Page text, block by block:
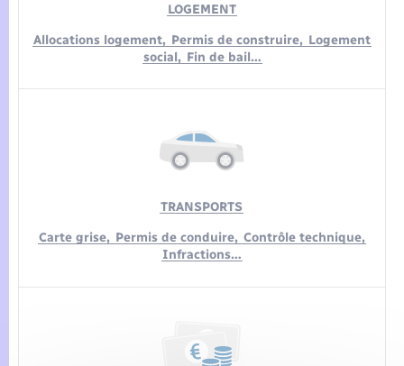
LOGEMENT
Allocations logement, Permis de construire, Logement
social, Fin de bail…
TRANSPORTS
Carte grise, Permis de conduire, Contrôle technique,
Infractions…